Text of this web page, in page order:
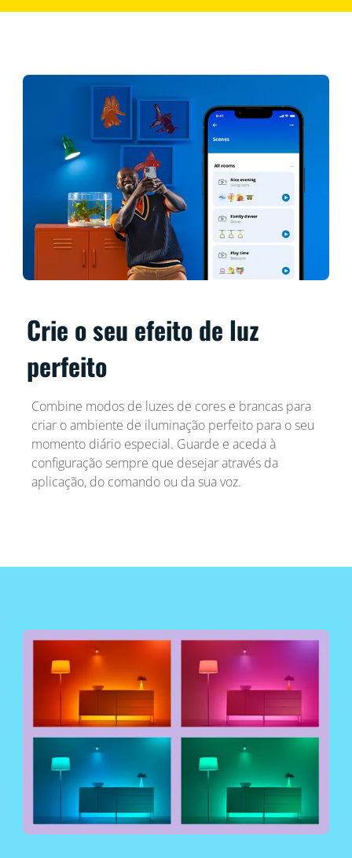
Crie o seu efeito de luz
perfeito
Combine modos de luzes de cores e brancas para
criar o ambiente de iluminação perfeito para o seu
momento diário especial. Guarde e aceda à
configuração sempre que desejar através da
aplicação, do comando ou da sua voz.